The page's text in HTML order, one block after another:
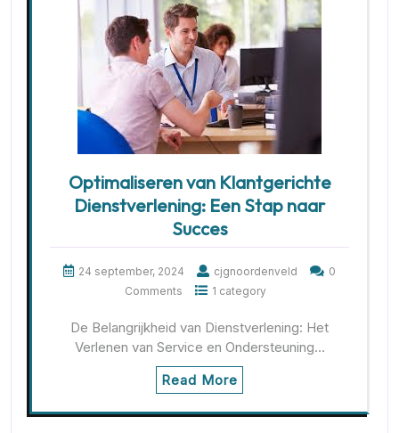
Optimaliseren van Klantgerichte
Dienstverlening: Een Stap naar
Succes
24 september, 2024 cjgnoordenveld
0
Comments
1 category
De Belangrijkheid van Dienstverlening: Het
Verlenen van Service en Ondersteuning…
Read More